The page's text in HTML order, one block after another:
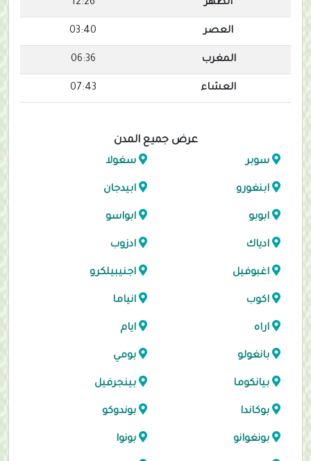
الظهر 12:26
العصر 03:40
المغرب 06:36
العشاء 07:43
عرض جميع المدن
سوبر سغولا
ابنغورو ابيدجان
ابوبو ابواسو
ادياك ادزوب
اغبوفيل اجنيبيلكرو
اكوب انياما
اراه ايام
بانغولو بومي
بيانكوما بينجرفيل
بوكاندا بوندوكو
بونغوانو بونوا